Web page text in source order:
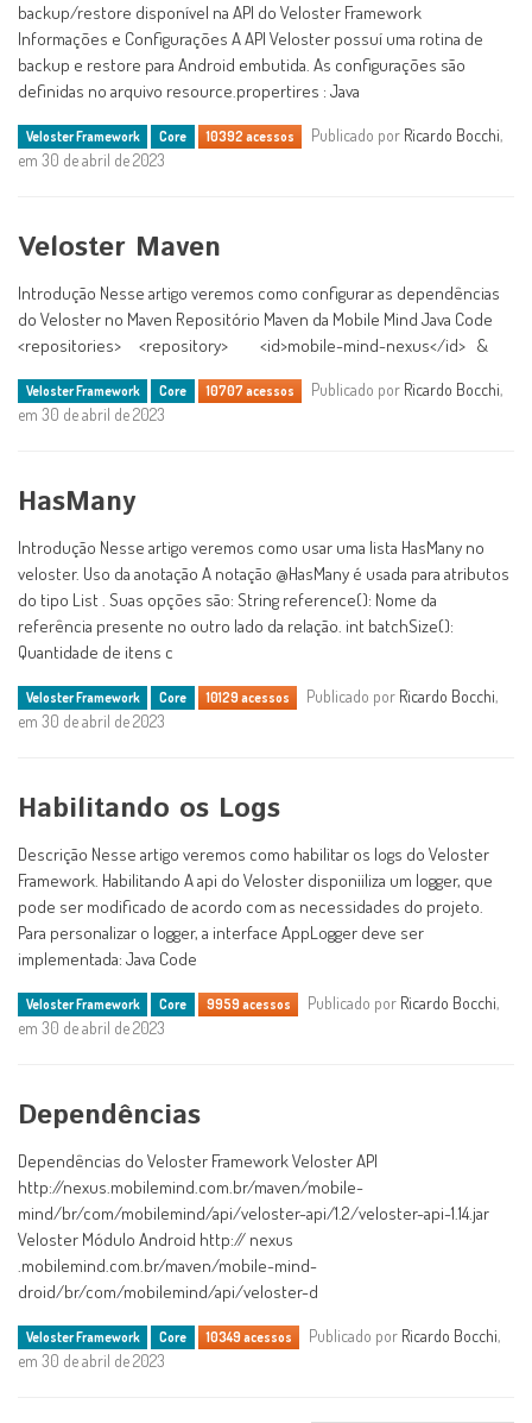
backup/restore disponível na API do Veloster Framework
Informações e Configurações A API Veloster possuí uma rotina de
backup e restore para Android embutida. As configurações são
definidas no arquivo resource.propertires : Java
Veloster Framework Core 10392 acessos Publicado por Ricardo Bocchi,
em 30 de abril de 2023
Veloster Maven
Introdução Nesse artigo veremos como configurar as dependências
do Veloster no Maven Repositório Maven da Mobile Mind Java Code
<repositories> <repository> <id>mobile-mind-nexus</id> &
Veloster Framework Core 10707 acessos Publicado por Ricardo Bocchi,
em 30 de abril de 2023
HasMany
Introdução Nesse artigo veremos como usar uma lista HasMany no
veloster. Uso da anotação A notação @HasMany é usada para atributos
do tipo List . Suas opções são: String reference(): Nome da
referência presente no outro lado da relação. int batchSize():
Quantidade de itens c
Veloster Framework Core 10129 acessos Publicado por Ricardo Bocchi,
em 30 de abril de 2023
Habilitando os Logs
Descrição Nesse artigo veremos como habilitar os logs do Veloster
Framework. Habilitando A api do Veloster disponiiliza um logger, que
pode ser modificado de acordo com as necessidades do projeto.
Para personalizar o logger, a interface AppLogger deve ser
implementada: Java Code
Veloster Framework Core 9959 acessos Publicado por Ricardo Bocchi,
em 30 de abril de 2023
Dependências
Dependências do Veloster Framework Veloster API
http://nexus.mobilemind.com.br/maven/mobile-
mind/br/com/mobilemind/api/veloster-api/1.2/veloster-api-1.14.jar
Veloster Módulo Android http:// nexus
.mobilemind.com.br/maven/mobile-mind-
droid/br/com/mobilemind/api/veloster-d
Veloster Framework Core 10349 acessos Publicado por Ricardo Bocchi,
em 30 de abril de 2023